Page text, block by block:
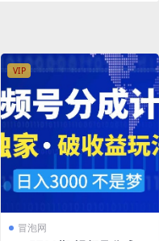
VIP
冒泡网